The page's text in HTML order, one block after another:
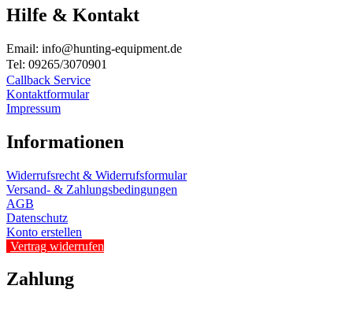
Hilfe & Kontakt
Email: info@hunting-equipment.de
Tel: 09265/3070901
Callback Service
Kontaktformular
Impressum
Informationen
Widerrufsrecht & Widerrufsformular
Versand- & Zahlungsbedingungen
AGB
Datenschutz
Konto erstellen
Vertrag widerrufen
Zahlung